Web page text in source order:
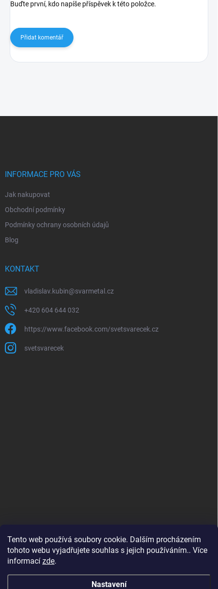
Tento web používá soubory cookie. Dalším procházením
tohoto webu vyjadřujete souhlas s jejich používáním.. Více
informací zde.
Nastavení
Buďte první, kdo napíše příspěvek k této položce.
Přidat komentář
INFORMACE PRO VÁS
Jak nakupovat
Obchodní podmínky
Podmínky ochrany osobních údajů
Blog
KONTAKT
vladislav.kubin@svarmetal.cz
+420 604 644 032
https://www.facebook.com/svetsvarecek.cz
svetsvarecek